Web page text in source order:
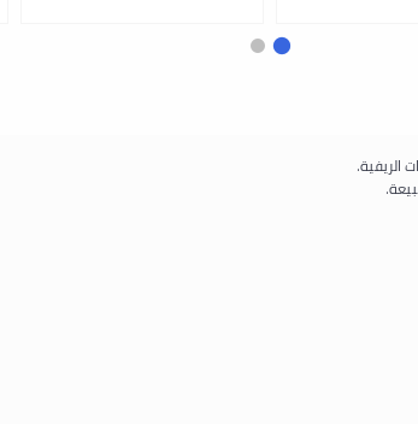
مميزة من لولا بيبي
للأطفال من عمر سنتين فما فوق